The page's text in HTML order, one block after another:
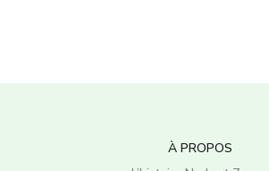
À PROPOS